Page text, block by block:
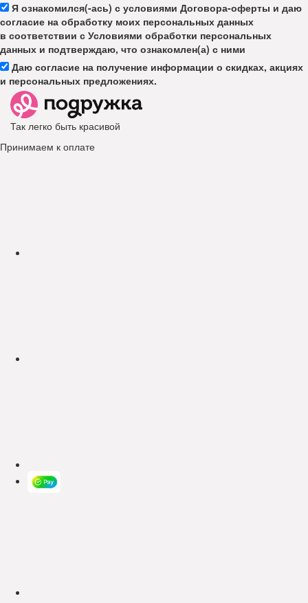
Я ознакомился(-ась) с условиями Договора-оферты и даю
согласие на обработку моих персональных данных
в соответствии с Условиями обработки персональных
данных и подтверждаю, что ознакомлен(а) с ними
Даю согласие на получение информации о скидках, акциях
и персональных предложениях.
Так легко быть красивой
Принимаем к оплате